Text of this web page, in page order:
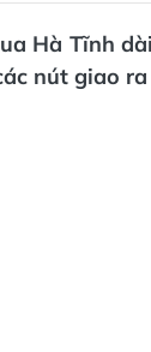
Hà Tĩnh
nút giao